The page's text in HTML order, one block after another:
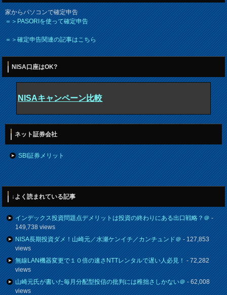
家からパソコンで確定申告
＝＞PASORIを使って確定申告
＝＞確定申告関連の記事はこちら
NISA口座はOK?
NISAキャンペーン比較
ネット証券会社
SBI証券メリット
↓よく読まれている記事
インデックス投資問題点デメリットは投資の終わりにある出口戦略？＠-
149,738 views
NISA長期投資ダメ！山崎元／水瀬ケンイチ／カンチュンド＠- 127,853
views
無線LAN機器変更で１０倍の速さNTTレンタルで遅い人必見！- 72,282
views
山崎元氏が書いた毎月分配型投信の批判には稚拙さしかない＠- 62,008
views